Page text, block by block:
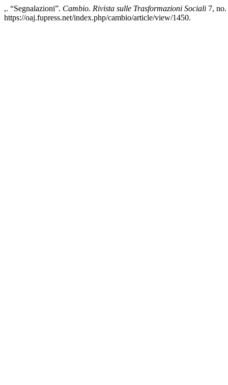
,. “Segnalazioni”. Cambio. Rivista sulle Trasformazioni Sociali 7,
https://oaj.fupress.net/index.php/cambio/article/view/1450.